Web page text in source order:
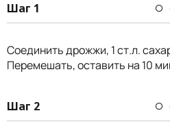
Шаг 1
Соединить дрожжи, 1 ст.л.
Перемешать, оставить на 10
Шаг 2